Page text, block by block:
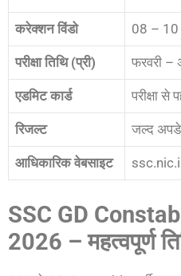
करेक्शन विंडो 08 – 10
परीक्षा तिथि (प्री) फरवरी
एडमिट कार्ड परीक्षा से
रिजल्ट जल्द
आधिकारिक वेबसाइट
SSC GD
2026 – महत्वपूर्ण